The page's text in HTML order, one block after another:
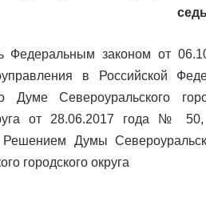
Федеральным законом от
в Российской
Думе Североуральского
от 28.06.2017 года №
Решением Думы
городского округа